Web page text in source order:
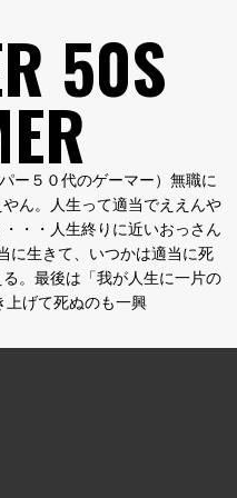
50S
ーパー５０代のゲーマー）無職に
ん。人生って適当でええんや
・・人生終りに近いおっさん
に生きて、いつかは適当に死
。最後は「我が人生に一片の
上げて死ぬのも一興